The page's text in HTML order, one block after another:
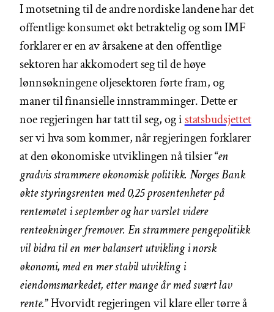
I motsetning til de andre nordiske landene har det
offentlige konsumet økt betraktelig og som IMF
forklarer er en av årsakene at den offentlige
sektoren har akkomodert seg til de høye
lønnsøkningene oljesektoren førte fram, og
maner til finansielle innstramminger. Dette er
noe regjeringen har tatt til seg, og i statsbudsjettet
ser vi hva som kommer, når regjeringen forklarer
at den økonomiske utviklingen nå tilsier “en
gradvis strammere økonomisk politikk. Norges Bank
økte styringsrenten med 0,25 prosentenheter på
rentemøtet i september og har varslet videre
renteøkninger fremover. En strammere pengepolitikk
vil bidra til en mer balansert utvikling i norsk
økonomi, med en mer stabil utvikling i
eiendomsmarkedet, etter mange år med svært lav
rente.” Hvorvidt regjeringen vil klare eller tørre å